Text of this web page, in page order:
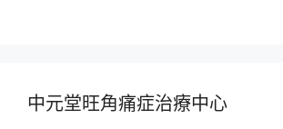
中元堂旺角痛症治療中心